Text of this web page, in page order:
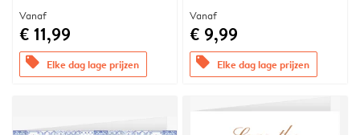
Vanaf
€ 11,99
offers Elke dag lage prijzen
Vanaf
€ 9,99
offers Elke dag lage prijzen